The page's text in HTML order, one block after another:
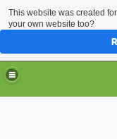
This website was created
your own website too?